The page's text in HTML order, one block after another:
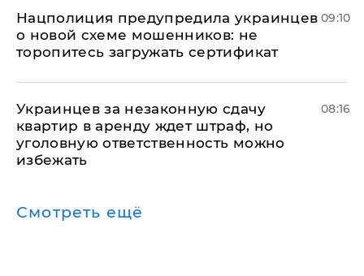
Нацполиция предупредила украинцев
о новой схеме мошенников: не
торопитесь загружать сертификат
09:10
Украинцев за незаконную сдачу
квартир в аренду ждет штраф, но
уголовную ответственность можно
избежать
08:16
Смотреть ещё